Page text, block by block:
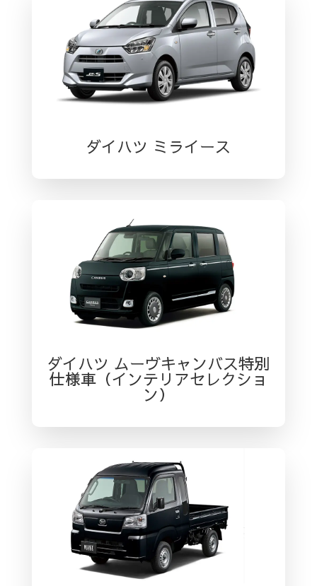
o
k
ダイハツ ミライース
ダイハツ ムーヴキャンバス特別
仕様車（インテリアセレクショ
ン）